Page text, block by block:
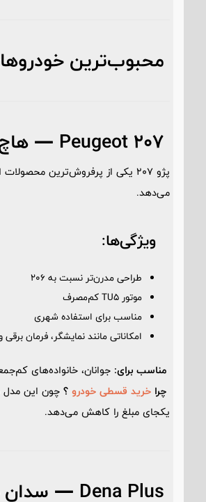
محبوب‌ترین
پژو 207 یکی از پرفروش‌ترین
می‌دهد.
ویژگی‌ها:
طراحی مدرن‌تر نسبت به 206
موتور TU5 کم‌مصرف
مناسب برای استفاده شهری
امکاناتی مانند نمایشگر، فرمان
مناسب برای: جوانان، خانواده‌های
چرا خرید قسطی خودرو ؟ چون این مدل
یکجای مبلغ را کاهش می‌دهد.